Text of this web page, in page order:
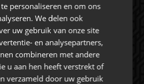
Verlegh Stadion
4815 NC Breda
commercie@nac.nl
(0) 76 521 4500
personaliseren en om ons
We delen ook
uw gebruik van onze site
en analysepartners,
combineren met andere
u aan hen heeft verstrekt of
verzameld door uw gebruik